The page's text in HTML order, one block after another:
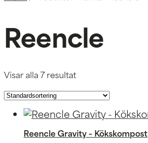
Reencle
Visar alla 7 resultat
Reencle Gravity – Kökskompost